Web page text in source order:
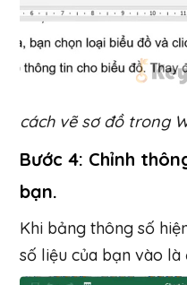
cách vẽ sơ đồ trong
Bước 4: Chỉnh
bạn.
Khi bảng thông số
số liệu của bạn vào là